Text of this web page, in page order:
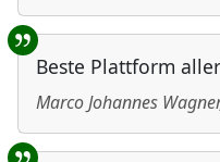
Beste Plattform
Marco Johannes Wagner